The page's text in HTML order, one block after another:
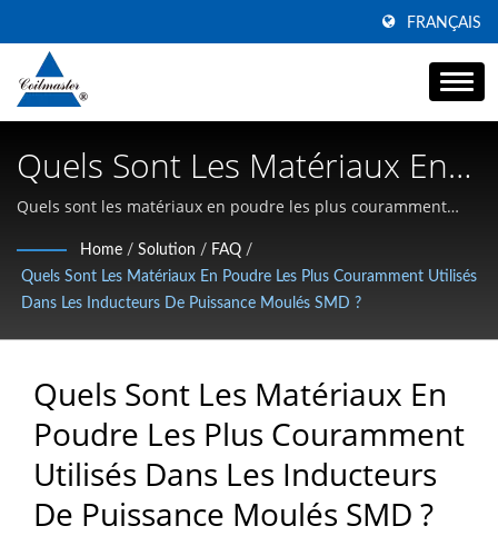
FRANÇAIS
Quels Sont Les Matériaux En
Poudre Les Plus Couramment
Utilisés Dans Les Inducteurs
De Puissance Moulés SMD ? |
Fabricant De Filtres De Mode
Commun Pour Lignes
Électriques | Coilmaster
Electronics
Quels sont les matériaux en poudre les plus couramment
Spécialisé dans les inducteurs SMD à courant élevé, les filtres
de mode commun et les magnétiques haute fréquence
Home / Solution / FAQ /
Quels Sont Les Matériaux En Poudre Les Plus Couramment Utilisés
Dans Les Inducteurs De Puissance Moulés SMD ?
Quels Sont Les Matériaux En
Poudre Les Plus Couramment
Utilisés Dans Les Inducteurs
De Puissance Moulés SMD ?